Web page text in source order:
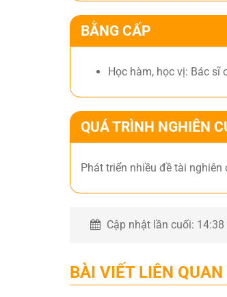
BẰNG CẤP
Học hàm, học vị: Bác sĩ
QUÁ TRÌNH NGHIÊN
Phát triển nhiều đề tài
Cập nhật lần cuối:
BÀI VIẾT LIÊN QUAN